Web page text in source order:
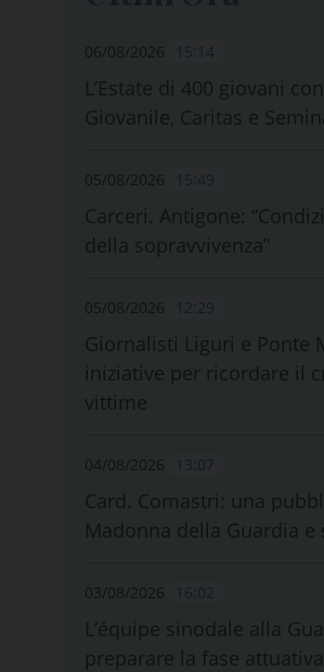
06/08/2026
L’Estate di 400 giovani
Giovanile, Caritas e
05/08/2026
Carceri. Antigone:
della sopravvivenza”
05/08/2026
Giornalisti Liguri e Ponte
iniziative per ricordare il
vittime
04/08/2026
Card. Comastri: una
Madonna della Guardia e
03/08/2026
L’équipe sinodale alla
preparare la fase